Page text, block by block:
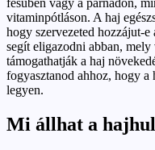
vitaminpótláson. A haj
hogy szervezeted hozzájut-
segít eligazodni abban,
támogathatják a haj
fogyasztanod ahhoz, hogy a
legyen.
Mi állhat a